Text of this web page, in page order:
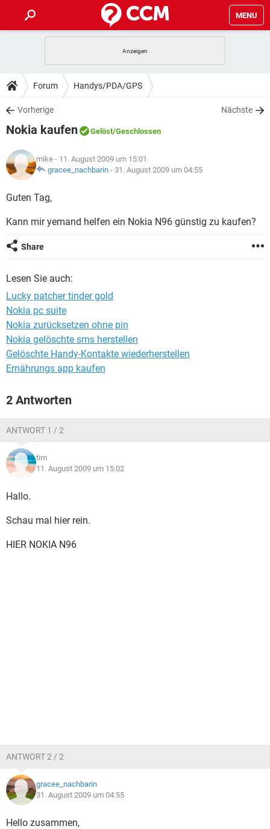
MENU
ANDROID IOS
WINDOWS 10
WHATSAPP TIKTOK
FACEBOOK
TIPPS & TRICKS
SPIELE STREAMING
WHATSAPP TIKTOK
FACEBOOK
DOWNLOADS
SPIELE STREAMING
ANDROID
WINDOWS 10 INSTAGRAM
WHATSAPP
SPIELE STREAMING
ANDROID
WINDOWS 10
WHATSAPP TIKTOK
FACEBOOK
LEXIKON
SPIELE
WHATSAPP
FACEBOOK
Forum Handys/PDA/GPS
Vorherige Nächste
Nokia kaufen Gelöst/Geschlossen
mike - 11. August 2009 um 15:01
gracee_nachbarin - 31. August 2009 um 04:55
Guten Tag,
Kann mir yemand helfen ein Nokia N96 günstig zu kaufen?
Share
Lesen Sie auch:
Lucky patcher tinder gold
Nokia pc suite
Nokia zurücksetzen ohne pin
Nokia gelöschte sms herstellen
Gelöschte Handy-Kontakte wiederherstellen
Ernährungs app kaufen
2 Antworten
ANTWORT 1 / 2
tim
11. August 2009 um 15:02
Hallo.
Schau mal hier rein.
HIER NOKIA N96
ANTWORT 2 / 2
gracee_nachbarin
31. August 2009 um 04:55
Hello zusammen,